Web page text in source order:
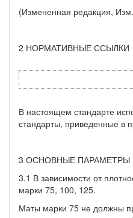
(Измененная редакция,
2 НОРМАТИВНЫЕ ССЫЛКИ
В настоящем стандарте
стандарты, приведенные в
3 ОСНОВНЫЕ ПАРАМЕТРЫ
3.1 В зависимости от
марки 75, 100, 125.
Маты марки 75 не должны